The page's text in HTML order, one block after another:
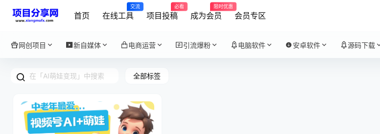
首页 在线工具
交流
项目投稿
必看
成为会员
限时优惠
会员专区
网创项目 新自媒体 电商运营 引流爆粉 电脑软件 安卓软件 源码下载
全部标签